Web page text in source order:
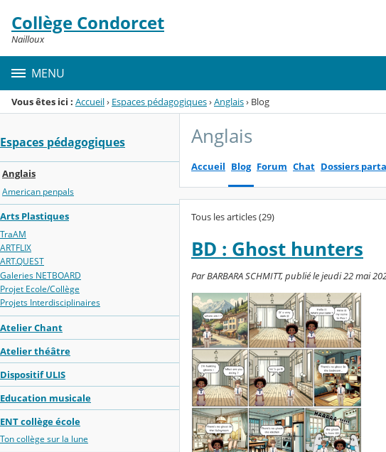
Menu de la rubrique
Contenu
Collège Condorcet
Nailloux
MENU
Vous êtes ici : Accueil› Espaces pédagogiques›Anglais› Blog
Espaces pédagogiques
Anglais
American penpals
Arts Plastiques
TraAM
ARTFLIX
ART.QUEST
Galeries NETBOARD
Projet Ecole/Collège
Projets Interdisciplinaires
Atelier Chant
Atelier théâtre
Dispositif ULIS
Education musicale
ENT collège école
Ton collège sur la lune
Anglais
Accueil Blog Forum Chat Dossiers
Tous les articles (29)
BD : Ghost hunters
Par BARBARA SCHMITT, publié le jeudi 22 mai